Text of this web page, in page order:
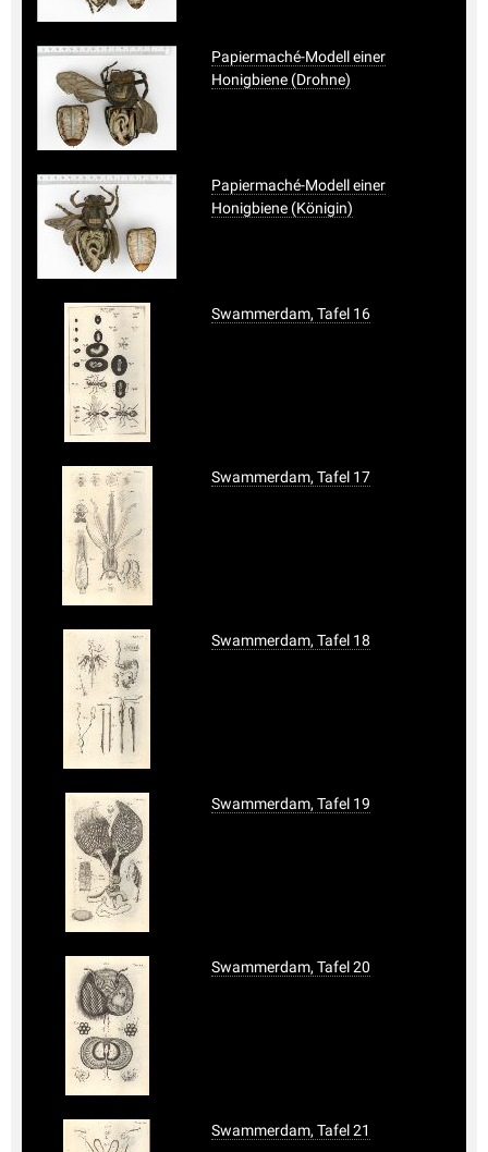
Papiermaché-Modell einer
Honigbiene (Drohne)
Papiermaché-Modell einer
Honigbiene (Königin)
Swammerdam, Tafel 16
Swammerdam, Tafel 17
Swammerdam, Tafel 18
Swammerdam, Tafel 19
Swammerdam, Tafel 20
Swammerdam, Tafel 21